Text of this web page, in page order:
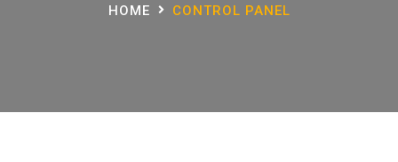
HOME CONTROL PANEL